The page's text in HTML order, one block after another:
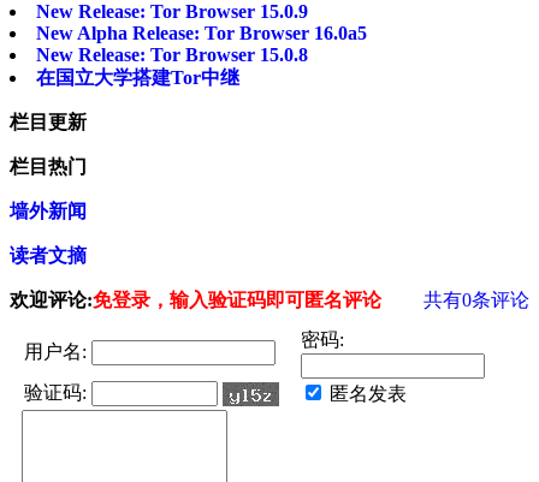
New Release: Tor Browser 15.0.9
New Alpha Release: Tor Browser 16.0a5
New Release: Tor Browser 15.0.8
在国立大学搭建Tor中继
栏目更新
栏目热门
墙外新闻
读者文摘
欢迎评论:免登录，输入验证码即可匿名评论 共有0条评论
用户名:
密码:
验证码: 匿名发表